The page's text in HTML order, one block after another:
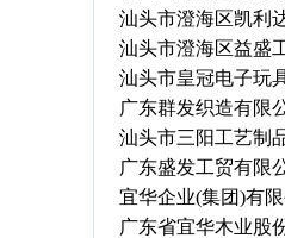
汕头市澄海区凯利
汕头市澄海区益盛
汕头市皇冠电子玩
广东群发织造有限
汕头市三阳工艺制
广东盛发工贸有限
宜华企业(集团)有
广东省宜华木业股